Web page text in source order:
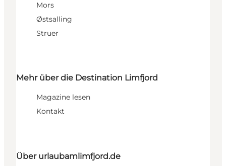
Mors
Østsalling
Struer
Mehr über die Destination Limfjord
Magazine lesen
Kontakt
Über urlaubamlimfjord.de